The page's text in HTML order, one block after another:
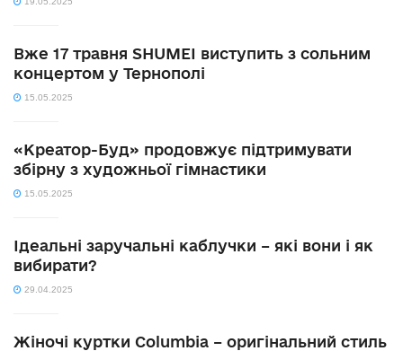
Вже 17 травня SHUMEI виступить з сольним
концертом у Тернополі
15.05.2025
«Креатор-Буд» продовжує підтримувати
збірну з художньої гімнастики
15.05.2025
Ідеальні заручальні каблучки – які вони і як
вибирати?
29.04.2025
Жіночі куртки Columbia – оригінальний стиль